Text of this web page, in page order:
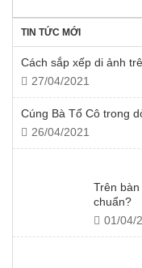
TIN TỨC MỚI
Cách sắp xếp di ảnh
27/04/2021
Cúng Bà Tổ Cô trong
26/04/2021
Trên
chuẩn?
01/04/